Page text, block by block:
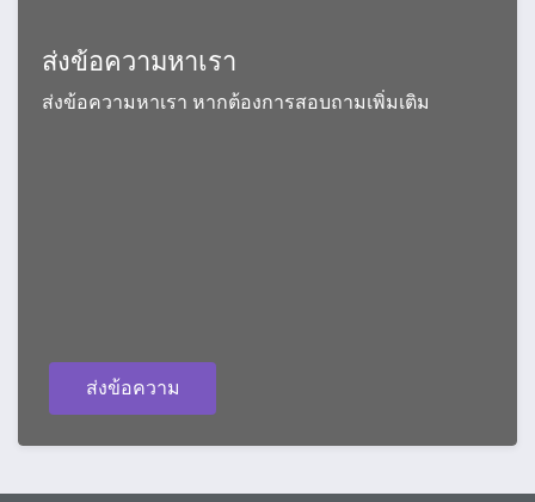
ส่งข้อความหาเรา
ส่งข้อความหาเรา หากต้องการสอบถามเพิ่มเติม
ส่งข้อความ